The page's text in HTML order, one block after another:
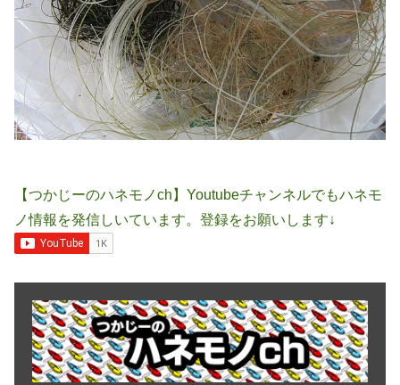
【つかじーのハネモノch】Youtubeチャンネルでもハネモ
ノ情報を発信しいています。登録をお願いします↓